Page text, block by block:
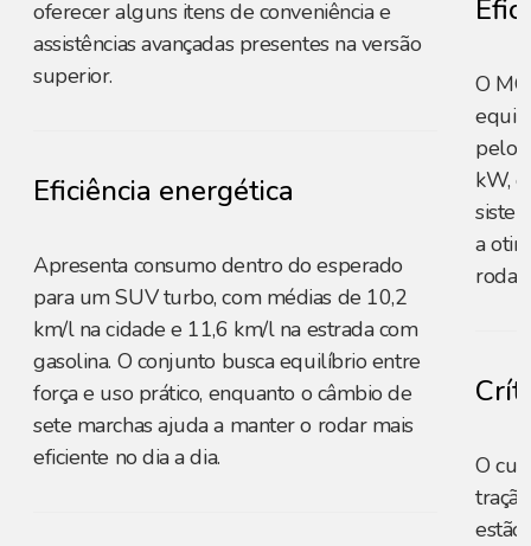
oferecer alguns itens de conveniência e
assistências avançadas presentes na versão
superior.
Eficiência energética
Apresenta consumo dentro do esperado
para um SUV turbo, com médias de 10,2
km/l na cidade e 11,6 km/l na estrada com
gasolina. O conjunto busca equilíbrio entre
força e uso prático, enquanto o câmbio de
sete marchas ajuda a manter o rodar mais
eficiente no dia a dia.
O
pelo
kW,
a
O
estão